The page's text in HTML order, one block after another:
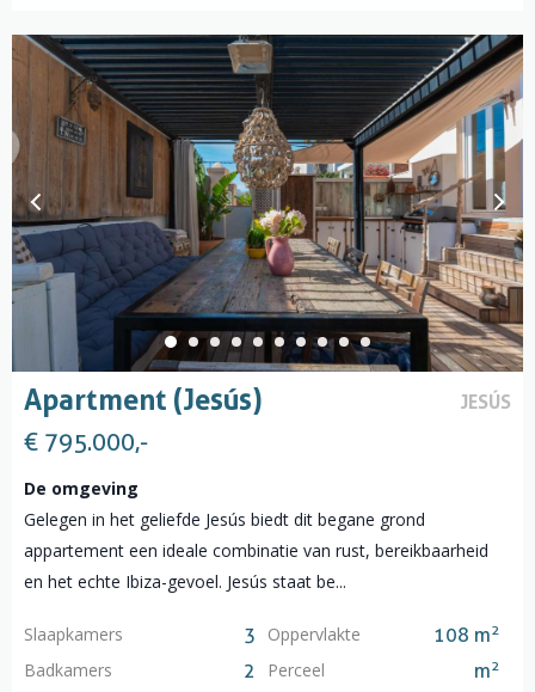
Apartment (Jesús) JESÚS
€ 795.000,-
De omgeving
Gelegen in het geliefde Jesús biedt dit begane grond
appartement een ideale combinatie van rust, bereikbaarheid
en het echte Ibiza-gevoel. Jesús staat be...
Slaapkamers 3 Oppervlakte 108 m2
Badkamers 2 Perceel m2